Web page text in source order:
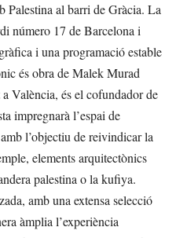
Palestina al barri de Gràcia. La
número 17 de Barcelona i
i una programació estable
és obra de Malek Murad
València, és el cofundador de
impregnarà l’espai de
l’objectiu de reivindicar la
elements arquitectònics
palestina o la kufiya.
amb una extensa selecció
àmplia l’experiència